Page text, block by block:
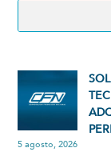
5 agosto, 2026